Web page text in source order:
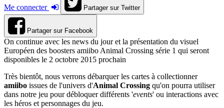
Me connecter Partager sur Twitter
Partager sur Facebook
On continue avec les news du jour et la présentation du visuel
Européen des boosters amiibo Animal Crossing série 1 qui seront
disponibles le 2 octobre 2015 prochain
Très bientôt, nous verrons débarquer les cartes à collectionner
amiibo issues de l'univers d'Animal Crossing qu'on pourra utiliser
dans notre jeu pour débloquer différents 'events' ou interactions avec
les héros et personnages du jeu.